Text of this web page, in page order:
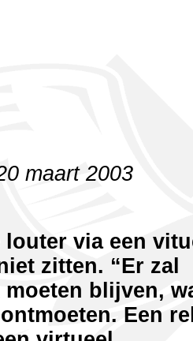
maart 2003
louter via een
zitten. “Er zal
blijven,
Een